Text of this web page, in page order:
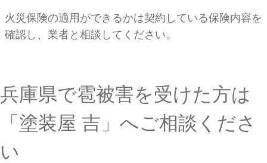
火災保険の適用ができるかは契約している保険内容を
確認し、業者と相談してください。
兵庫県で雹被害を受けた方は
「塗装屋 吉」へご相談くださ
い